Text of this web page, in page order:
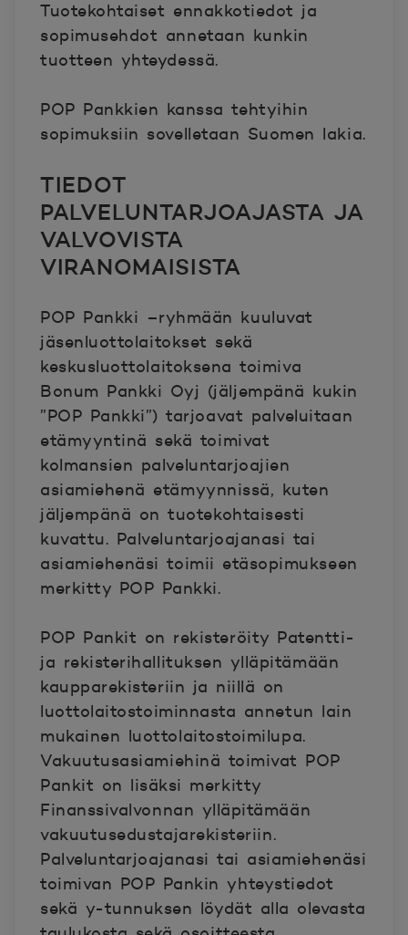
Tuotekohtaiset ennakkotiedot ja
sopimusehdot annetaan kunkin
tuotteen yhteydessä.
POP Pankkien kanssa tehtyihin
sopimuksiin sovelletaan Suomen lakia.
TIEDOT
PALVELUNTARJOAJASTA JA
VALVOVISTA
VIRANOMAISISTA
POP Pankki –ryhmään kuuluvat
jäsenluottolaitokset sekä
keskusluottolaitoksena toimiva
Bonum Pankki Oyj (jäljempänä kukin
”POP Pankki”) tarjoavat palveluitaan
etämyyntinä sekä toimivat
kolmansien palveluntarjoajien
asiamiehenä etämyynnissä, kuten
jäljempänä on tuotekohtaisesti
kuvattu. Palveluntarjoajanasi tai
asiamiehenäsi toimii etäsopimukseen
merkitty POP Pankki.
POP Pankit on rekisteröity Patentti-
ja rekisterihallituksen ylläpitämään
kaupparekisteriin ja niillä on
luottolaitostoiminnasta annetun lain
mukainen luottolaitostoimilupa.
Vakuutusasiamiehinä toimivat POP
Pankit on lisäksi merkitty
Finanssivalvonnan ylläpitämään
vakuutusedustajarekisteriin.
Palveluntarjoajanasi tai asiamiehenäsi
toimivan POP Pankin yhteystiedot
sekä y-tunnuksen löydät alla olevasta